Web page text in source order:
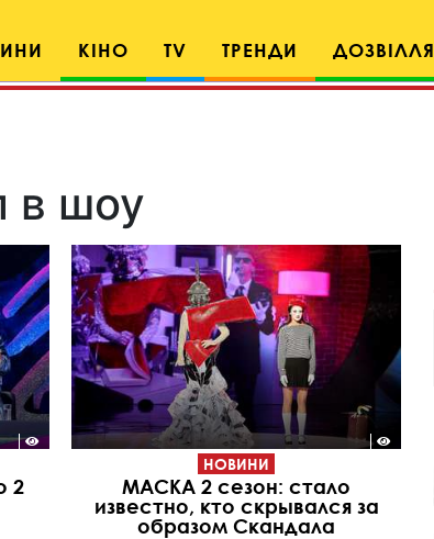
КІНО TV ТРЕНДИ ДОЗВІЛЛЯ
в шоу
2
НОВИНИ
МАСКА 2 сезон: стало
известно, кто скрывался за
образом Скандала